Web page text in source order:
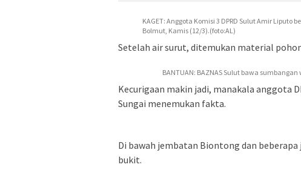
KAGET: Anggota Komisi 3 DPRD Sulut Amir
Bolmut, Kamis (12/3).(foto:AL)
Setelah air surut, ditemukan material
BANTUAN: BAZNAS Sulut bawa
Kecurigaan makin jadi, manakala anggota
Sungai menemukan fakta.
Di bawah jembatan Biontong dan
bukit.